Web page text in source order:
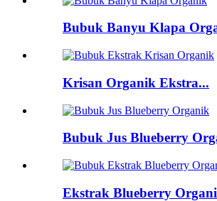
Bubuk Banyu Klapa
Krisan Organik Ekstra...
Bubuk Jus Blueberry
Ekstrak Blueberry